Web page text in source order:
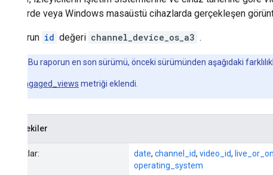
tabletlerde veya Windows masaüstü cihazlarda gerçekleşen
Bu raporun id değeri channel_device_os_a3 .
Bu raporun en son sürümü, önceki sürümünden aşağıdaki
engaged_views metriği eklendi.
İçindekiler
Boyutlar: date, channel_id, video_id,
operating_system